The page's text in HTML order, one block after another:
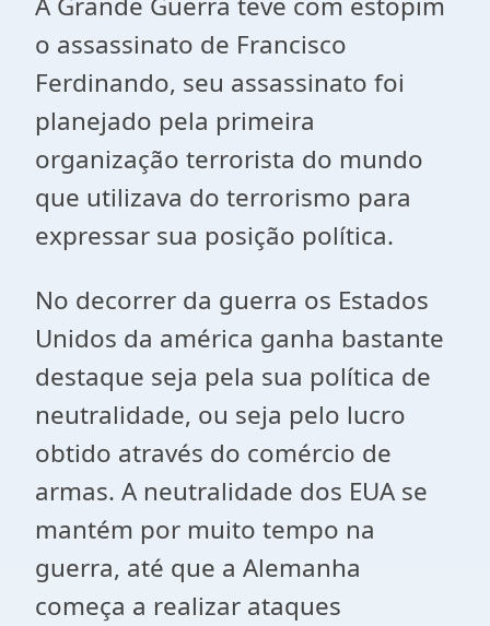
o assassinato de Francisco
Ferdinando, seu assassinato foi
planejado pela primeira
organização terrorista do mundo
que utilizava do terrorismo para
expressar sua posição política.
No decorrer da guerra os Estados
Unidos da américa ganha bastante
destaque seja pela sua política de
neutralidade, ou seja pelo lucro
obtido através do comércio de
armas. A neutralidade dos EUA se
mantém por muito tempo na
guerra, até que a Alemanha
começa a realizar ataques